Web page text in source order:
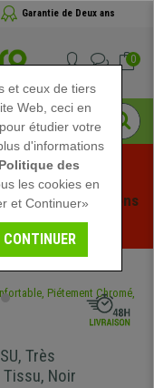
Garantie de Deux ans
0
! Des réductions
- Voir l'offre
Très
Noir
et ceux de tiers
Web, ceci en
étudier votre
d'informations
Politique des
les cookies en
et Continuer»